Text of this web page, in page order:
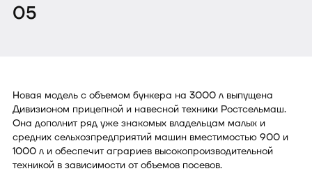
05
Новая модель с объемом бункера на 3000 л выпущена
Дивизионом прицепной и навесной техники Ростсельмаш.
Она дополнит ряд уже знакомых владельцам малых и
средних сельхозпредприятий машин вместимостью 900 и
1000 л и обеспечит аграриев высокопроизводительной
техникой в зависимости от объемов посевов.